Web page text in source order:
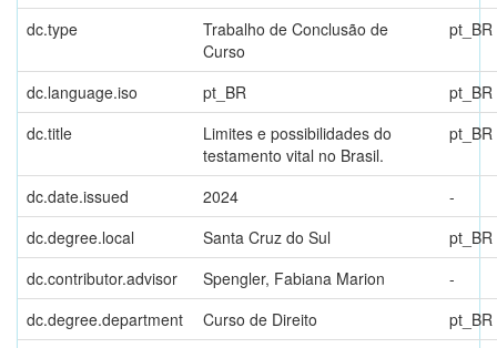
dc.type
Trabalho de Conclusão de
Curso
pt_BR
dc.language.iso pt_BR
pt_BR
dc.title
Limites e possibilidades do
testamento vital no Brasil.
pt_BR
dc.date.issued 2024
-
dc.degree.local
Santa Cruz do Sul
pt_BR
dc.contributor.advisor
Spengler, Fabiana Marion
-
dc.degree.department
Curso de Direito
pt_BR